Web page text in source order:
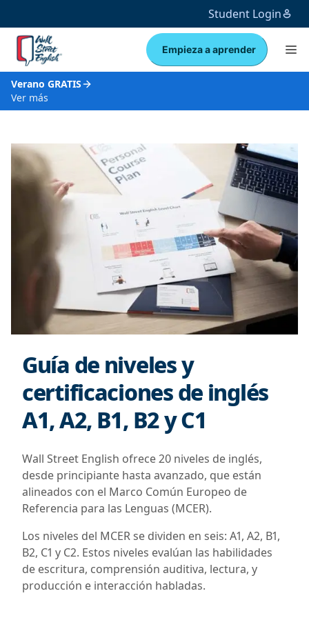
Student Login
Empieza a aprender
Verano GRATIS
Ver más
Guía de niveles y
certificaciones de inglés
A1, A2, B1, B2 y C1
Wall Street English ofrece 20 niveles de inglés,
desde principiante hasta avanzado, que están
alineados con el Marco Común Europeo de
Referencia para las Lenguas (MCER).
Los niveles del MCER se dividen en seis: A1, A2, B1,
B2, C1 y C2. Estos niveles evalúan las habilidades
de escritura, comprensión auditiva, lectura, y
producción e interacción habladas.